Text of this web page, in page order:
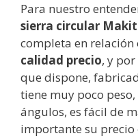
Para nuestro
sierra circular
completa en relación
calidad precio, y
que dispone,
tiene muy poco
ángulos, es fácil de
importante su precio